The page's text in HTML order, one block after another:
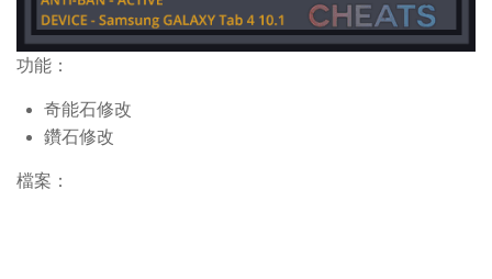
功能：
奇能石修改
鑽石修改
檔案：